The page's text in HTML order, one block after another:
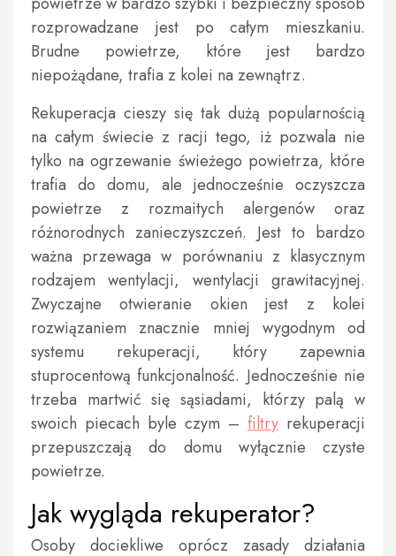
rozprowadzane jest po całym mieszkaniu.
Brudne powietrze, które jest bardzo
niepożądane, trafia z kolei na zewnątrz.
Rekuperacja cieszy się tak dużą popularnością
na całym świecie z racji tego, iż pozwala nie
tylko na ogrzewanie świeżego powietrza, które
trafia do domu, ale jednocześnie oczyszcza
powietrze z rozmaitych alergenów oraz
różnorodnych zanieczyszczeń. Jest to bardzo
ważna przewaga w porównaniu z klasycznym
rodzajem wentylacji, wentylacji grawitacyjnej.
Zwyczajne otwieranie okien jest z kolei
rozwiązaniem znacznie mniej wygodnym od
systemu rekuperacji, który zapewnia
stuprocentową funkcjonalność. Jednocześnie nie
trzeba martwić się sąsiadami, którzy palą w
swoich piecach byle czym – filtry rekuperacji
przepuszczają do domu wyłącznie czyste
powietrze.
Jak wygląda rekuperator?
Osoby dociekliwe oprócz zasady działania